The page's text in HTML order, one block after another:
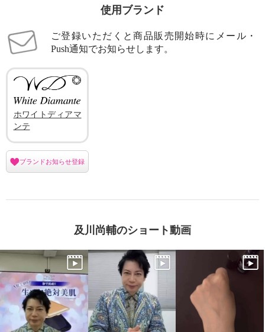
使用ブランド
ご登録いただくと商品販売開始時にメール・
Push通知でお知らせします。
ホワイトディアマ
ンテ
ブランドお知らせ登録
及川尚輔のショート動画